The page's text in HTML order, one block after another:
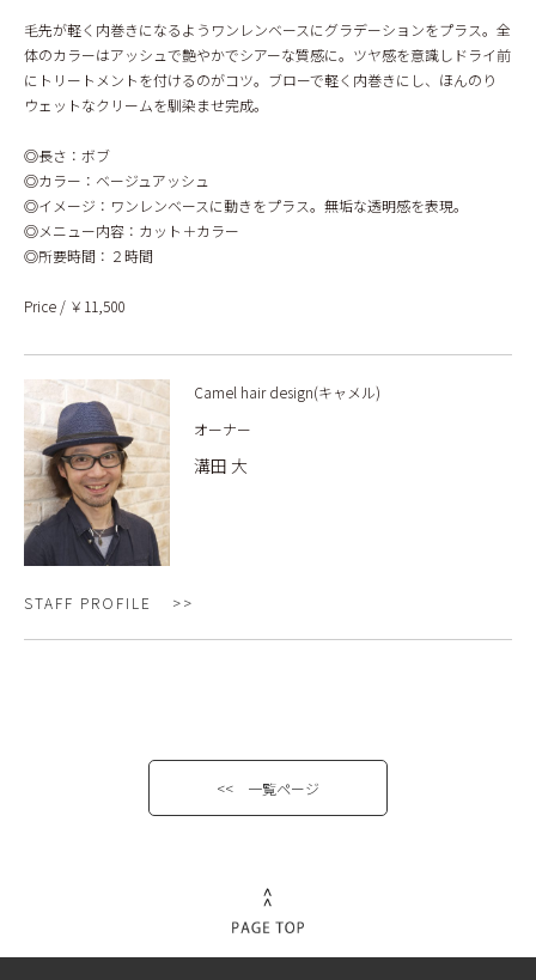
毛先が軽く内巻きになるようワンレンベースにグラデーションをプラス。全
体のカラーはアッシュで艶やかでシアーな質感に。ツヤ感を意識しドライ前
にトリートメントを付けるのがコツ。ブローで軽く内巻きにし、ほんのり
ウェットなクリームを馴染ませ完成。
◎長さ：ボブ
◎カラー：ベージュアッシュ
◎イメージ：ワンレンベースに動きをプラス。無垢な透明感を表現。
◎メニュー内容：カット＋カラー
◎所要時間：２時間
Price / ￥11,500
Camel hair design(キャメル)
オーナー
溝田 大
STAFF PROFILE
<< 一覧ページ